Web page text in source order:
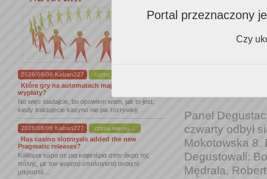
2026/08/06 Kaban227 czytaj więcej...
Które gry na automatach mają najlepsze
wypłaty?
No więc siadajcie, bo opowiem wam, jak to jest,
kiedy traktujecie kasyno nie jak rozrywkę, ...
2026/08/06 Kaban227 czytaj więcej...
Has casino slotroyals added the new
Pragmatic releases?
Κάθομαι τώρα σε μια καφετέρια στην άκρη της
πόλης, με τον φορητό υπολογιστή ανοιχτό
μπροστά ...
Panel
czwarty odbył
Mokotowska 8.
Degustowali:
Mędrala,
Portal przeznaczony
Czy